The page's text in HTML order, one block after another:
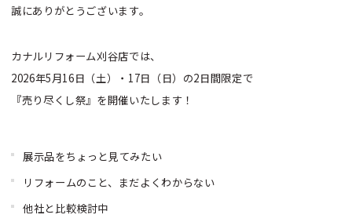
誠にありがとうございます。
カナルリフォーム刈谷店では、
2026年5月16日（土）・17日（日）の2日間限定で
『売り尽くし祭』を開催いたします！
展示品をちょっと見てみたい
リフォームのこと、まだよくわからない
他社と比較検討中